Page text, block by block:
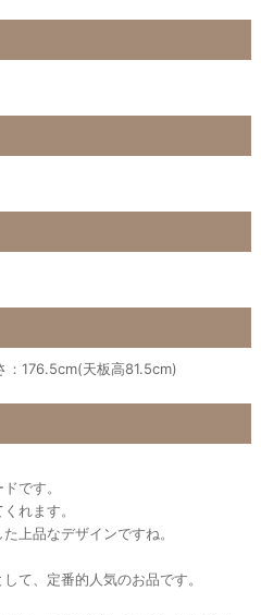
176.5cm(天板高81.5cm)
です。
れます。
上品なデザインですね。
て、定番的人気のお品です。